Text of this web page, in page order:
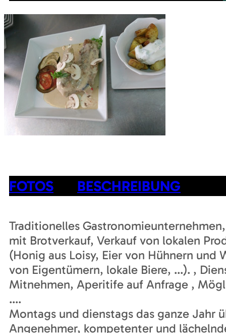
FOTOS BESCHREIBUNG
Traditionelles
mit Brotverkauf, Verkauf von lokalen
(Honig aus Loisy, Eier von Hühnern und
von Eigentümern, lokale Biere, ...). ,
Mitnehmen, Aperitife auf Anfrage ,
....
Montags und dienstags das ganze Jahr
Angenehmer, kompetenter und